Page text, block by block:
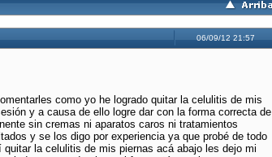
06/09/12 21:57
como yo he logrado quitar la celulitis de mis
y a causa de ello logre dar con la forma correcta de
sin cremas ni aparatos caros ni tratamientos
y se los digo por experiencia ya que probé de todo
la celulitis de mis piernas acá abajo les dejo mi